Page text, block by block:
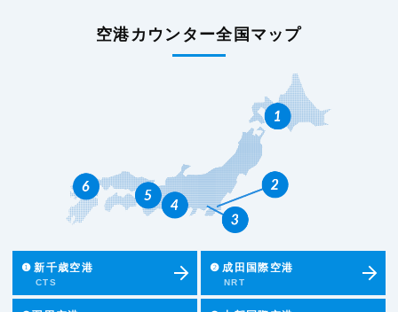
空港カウンター全国マップ
❶ 新千歳空港
CTS
❷ 成田国際空港
NRT